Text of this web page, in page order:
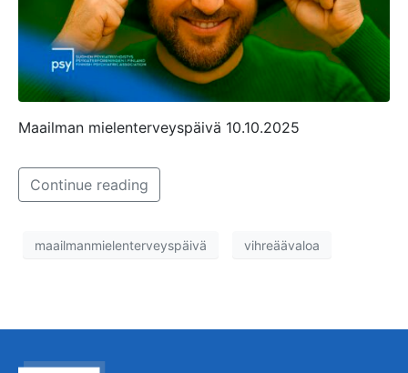
Maailman mielenterveyspäivä 10.10.2025
Continue reading
maailmanmielenterveyspäivä vihreäävaloa